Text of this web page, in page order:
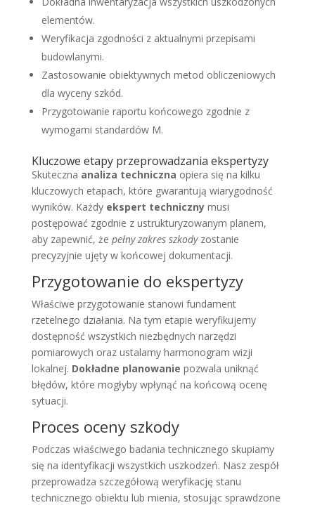
elementów.
Weryfikacja zgodności z aktualnymi przepisami
budowlanymi.
Zastosowanie obiektywnych metod obliczeniowych
dla wyceny szkód.
Przygotowanie raportu końcowego zgodnie z
wymogami standardów M.
Kluczowe etapy przeprowadzania ekspertyzy
Skuteczna analiza techniczna opiera się na kilku
kluczowych etapach, które gwarantują wiarygodność
wyników. Każdy ekspert technicznymusi
postępować zgodnie z ustrukturyzowanym planem,
aby zapewnić, że pełny zakres szkodyzostanie
precyzyjnie ujęty w końcowej dokumentacji.
Przygotowanie do ekspertyzy
Właściwe przygotowanie stanowi fundament
rzetelnego działania. Na tym etapie weryfikujemy
dostępność wszystkich niezbędnych narzędzi
pomiarowych oraz ustalamy harmonogram wizji
lokalnej. Dokładne planowanie pozwala uniknąć
błędów, które mogłyby wpłynąć na końcową ocenę
sytuacji.
Proces oceny szkody
Podczas właściwego badania technicznego skupiamy
się na identyfikacji wszystkich uszkodzeń. Nasz zespół
przeprowadza szczegółową weryfikację stanu
technicznego obiektu lub mienia, stosując sprawdzone